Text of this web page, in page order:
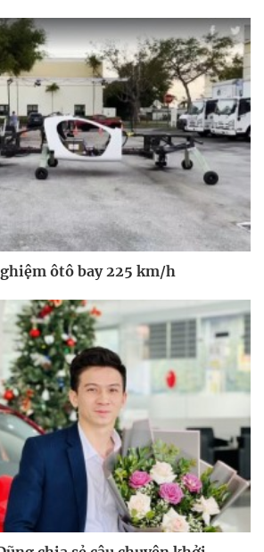
ôtô bay 225 km/h